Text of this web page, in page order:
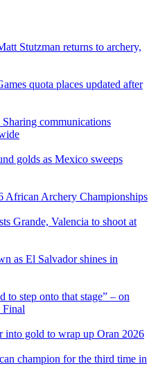
Stutzman returns to archery,
quota places updated after
communications
golds as Mexico sweeps
African Archery Championships
Grande, Valencia to shoot at
as El Salvador shines in
step onto that stage” – on
Final
into gold to wrap up Oran 2026
champion for the third time in